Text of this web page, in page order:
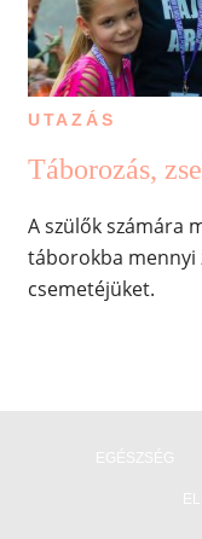
UTAZÁS
Táborozás,
A szülők számára
táborokba mennyi
csemetéjüket.